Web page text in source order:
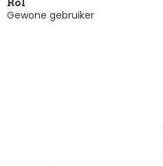
Rol
Gewone gebruiker